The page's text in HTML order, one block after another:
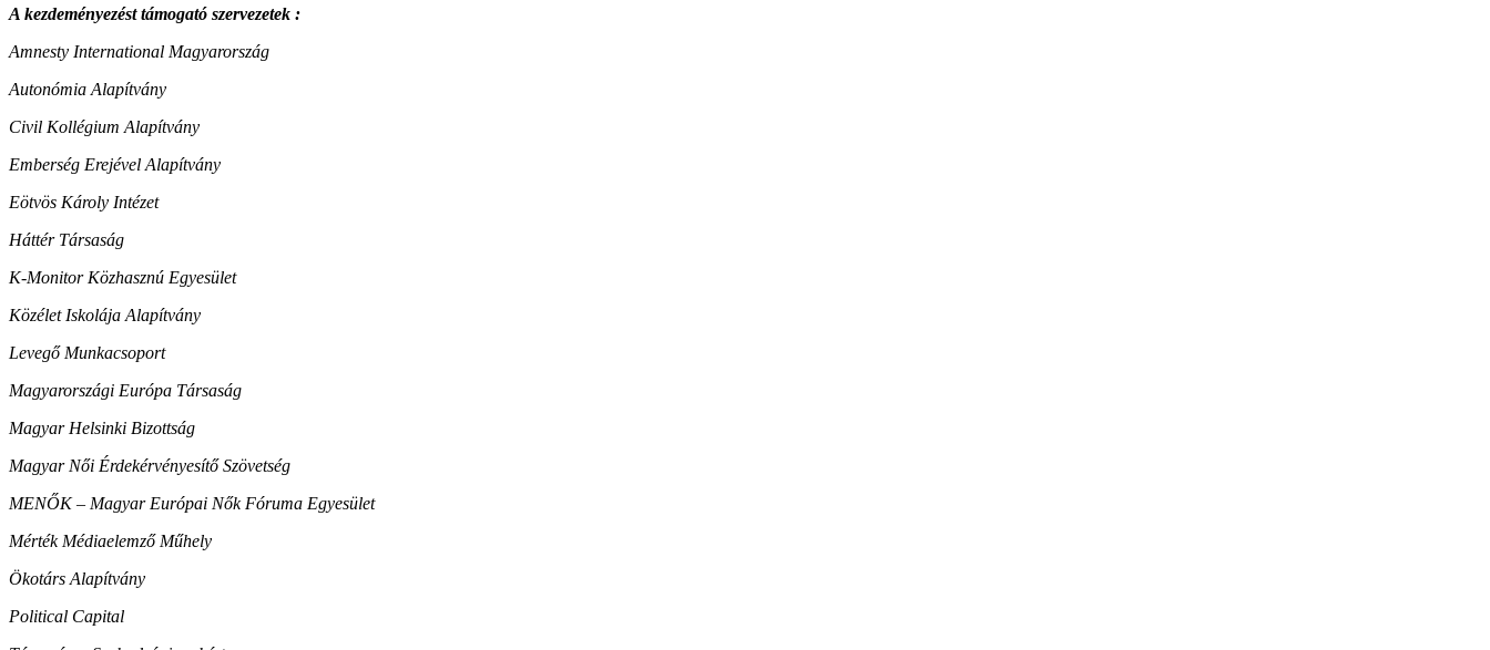
A kezdeményezést támogató szervezetek :
Amnesty International Magyarország
Autonómia Alapítvány
Civil Kollégium Alapítvány
Emberség Erejével Alapítvány
Eötvös Károly Intézet
Háttér Társaság
K-Monitor Közhasznú Egyesület
Közélet Iskolája Alapítvány
Levegő Munkacsoport
Magyarországi Európa Társaság
Magyar Helsinki Bizottság
Magyar Női Érdekérvényesítő Szövetség
MENŐK – Magyar Európai Nők Fóruma Egyesület
Mérték Médiaelemző Műhely
Ökotárs Alapítvány
Political Capital